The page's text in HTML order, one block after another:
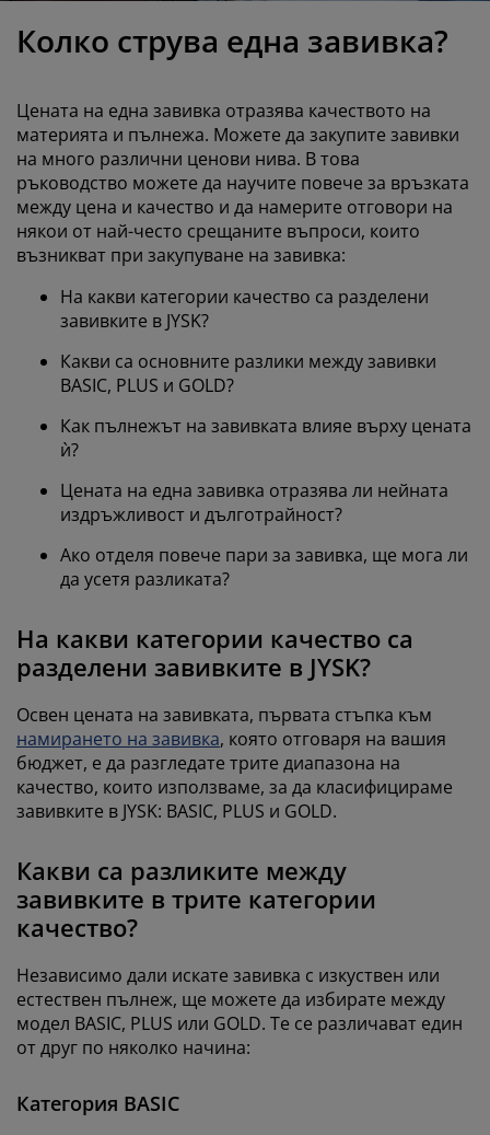
за спалня
рамки
матраци
легла
на мебели
осветление
стая
Колко струва една завивка?
Цената на една завивка отразява качеството на
материята и пълнежа. Можете да закупите завивки
на много различни ценови нива. В това
ръководство можете да научите повече за връзката
между цена и качество и да намерите отговори на
някои от най-често срещаните въпроси, които
възникват при закупуване на завивка:
На какви категории качество са разделени
завивките в JYSK?
Какви са основните разлики между завивки
BASIC, PLUS и GOLD?
Как пълнежът на завивката влияе върху цената
ѝ?
Цената на една завивка отразява ли нейната
издръжливост и дълготрайност?
Ако отделя повече пари за завивка, ще мога ли
да усетя разликата?
На какви категории качество са
разделени завивките в JYSK?
Освен цената на завивката, първата стъпка към
намирането на завивка, която отговаря на вашия
бюджет, е да разгледате трите диапазона на
качество, които използваме, за да класифицираме
завивките в JYSK: BASIC, PLUS и GOLD.
Какви са разликите между
завивките в трите категории
качество?
Независимо дали искате завивка с изкуствен или
естествен пълнеж, ще можете да избирате между
модел BASIC, PLUS или GOLD. Те се различават един
от друг по няколко начина:
Категория BASIC